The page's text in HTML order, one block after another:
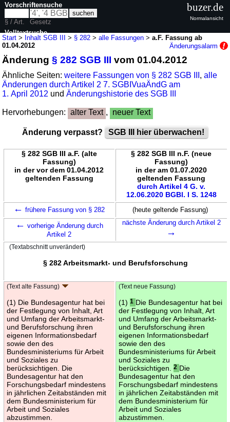
Start > Inhalt SGB III > § 282 >alle Fassungen >a.F. Fassung ab
01.04.2012
Änderungsalarm
Änderung§ 282 SGB III vom 01.04.2012
Ähnliche Seiten:weitere Fassungen von § 282 SGB III ,alle
Änderungen durch Artikel 2 7. SGBIVuaÄndG am
1. April 2012 undÄnderungshistorie des SGB III
Hervorhebungen: alter Text , neuer Text
Änderung verpasst? SGB III hier überwachen!
§ 282 SGB III a.F. (alte
Fassung)
in der vor dem 01.04.2012
geltenden Fassung
§ 282 SGB III n.F. (neue
Fassung)
in der am 01.07.2020
geltenden Fassung
durch Artikel 4 G. v.
12.06.2020 BGBl. I S. 1248
← frühere Fassung von § 282 (heute geltende Fassung)
← vorherige Änderung durch
Artikel 2
nächste Änderung durch Artikel 2
→
(Textabschnitt unverändert)
§ 282 Arbeitsmarkt- und Berufsforschung
(Text alte Fassung)
(1) Die Bundesagentur hat bei
der Festlegung von Inhalt, Art
und Umfang der Arbeitsmarkt-
und Berufsforschung ihren
eigenen Informationsbedarf
sowie den des
Bundesministeriums für Arbeit
und Soziales zu
berücksichtigen. Die
Bundesagentur hat den
Forschungsbedarf mindestens
in jährlichen Zeitabständen mit
dem Bundesministerium für
Arbeit und Soziales
abzustimmen.
(Text neue Fassung)
(1) 1 Die Bundesagentur hat bei
der Festlegung von Inhalt, Art
und Umfang der Arbeitsmarkt-
und Berufsforschung ihren
eigenen Informationsbedarf
sowie den des
Bundesministeriums für Arbeit
und Soziales zu
berücksichtigen.
2 Die
Bundesagentur hat den
Forschungsbedarf mindestens
in jährlichen Zeitabständen mit
dem Bundesministerium für
Arbeit und Soziales
abzustimmen.
Vorschriftensuche
§ / Art.
Gesetz
Volltextsuche
buzer.de
Normalansicht